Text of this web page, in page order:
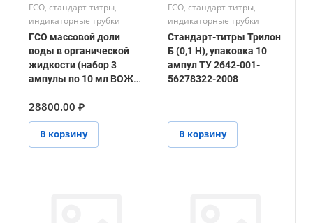
ГСО, стандарт-титры,
индикаторные трубки
ГСО массовой доли
воды в органической
жидкости (набор 3
ампулы по 10 мл ВОЖ
2016/ГСО 10798-2016
28800.00 ₽
В корзину
ГСО, стандарт-титры,
индикаторные трубки
Стандарт-титры Трилон
Б (0,1 Н), упаковка 10
ампул ТУ 2642-001-
56278322-2008
В корзину